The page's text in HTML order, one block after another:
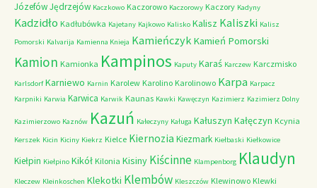
JózefówJędrzejów Kaczkowo Kaczorowo Kaczorowy Kaczory Kadyny
Kadzidło Kadłubówka Kajetany Kajkowo Kalisko Kalisz Kaliszki Kalisz
Pomorski Kalvarija Kamienna Knieja Kamieńczyk Kamień Pomorski
Kamion Kamionka Kampinos Kaputy Karaś Karczew Karczmisko
Karlsdorf Karniewo Karnin Karolew Karolino Karolinowo Karpa Karpacz
Karpniki Karwia Karwica Karwik Kaunas Kawki Kawęczyn Kazimierz Kazimierz Dolny
Kazimierzowo Kaznów Kazuń Kałeczyny Kaługa Kałuszyn Kałęczyn Kcynia
Kerszek Kicin Kiciny Kiekrz Kielce Kiernozia Kiezmark Kiełbaski Kiełkowice
Kiełpin Kiełpino Kikół Kilonia Kisiny Kiścinne Klampenborg Klaudyn
Kleczew Kleinkoschen Klekotki Klembów Kleszczów Klewinowo Klewki